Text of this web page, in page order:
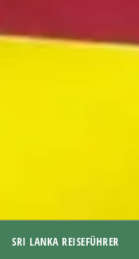
SRI LANKA REISEFÜHRER